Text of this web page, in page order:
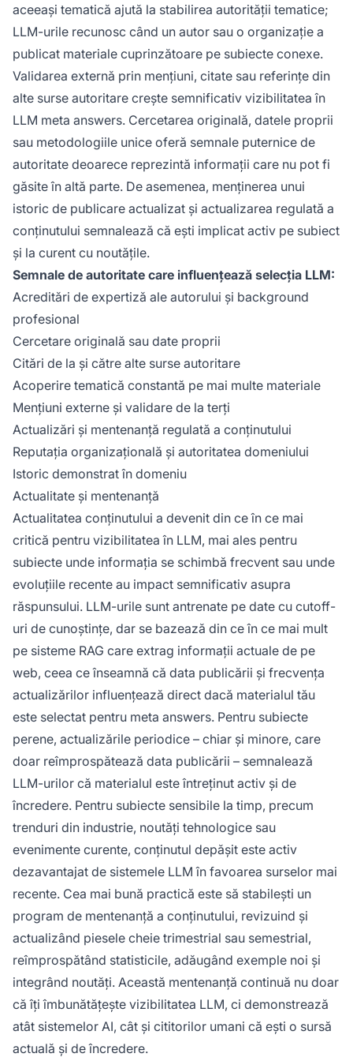
aceeași tematică ajută la stabilirea autorității tematice;
LLM-urile recunosc când un autor sau o organizație a
publicat materiale cuprinzătoare pe subiecte conexe.
Validarea externă prin mențiuni, citate sau referințe din
alte surse autoritare crește semnificativ vizibilitatea în
LLM meta answers. Cercetarea originală, datele proprii
sau metodologiile unice oferă semnale puternice de
autoritate deoarece reprezintă informații care nu pot fi
găsite în altă parte. De asemenea, menținerea unui
istoric de publicare actualizat și actualizarea regulată a
conținutului semnalează că ești implicat activ pe subiect
și la curent cu noutățile.
Semnale de autoritate care influențează selecția LLM:
Acreditări de expertiză ale autorului și background
profesional
Cercetare originală sau date proprii
Citări de la și către alte surse autoritare
Acoperire tematică constantă pe mai multe materiale
Mențiuni externe și validare de la terți
Actualizări și mentenanță regulată a conținutului
Reputația organizațională și autoritatea domeniului
Istoric demonstrat în domeniu
Actualitate și mentenanță
Actualitatea conținutului a devenit din ce în ce mai
critică pentru vizibilitatea în LLM, mai ales pentru
subiecte unde informația se schimbă frecvent sau unde
evoluțiile recente au impact semnificativ asupra
răspunsului. LLM-urile sunt antrenate pe date cu cutoff-
uri de cunoștințe, dar se bazează din ce în ce mai mult
pe sisteme RAG care extrag informații actuale de pe
web, ceea ce înseamnă că data publicării și frecvența
actualizărilor influențează direct dacă materialul tău
este selectat pentru meta answers. Pentru subiecte
perene, actualizările periodice – chiar și minore, care
doar reîmprospătează data publicării – semnalează
LLM-urilor că materialul este întreținut activ și de
încredere. Pentru subiecte sensibile la timp, precum
trenduri din industrie, noutăți tehnologice sau
evenimente curente, conținutul depășit este activ
dezavantajat de sistemele LLM în favoarea surselor mai
recente. Cea mai bună practică este să stabilești un
program de mentenanță a conținutului, revizuind și
actualizând piesele cheie trimestrial sau semestrial,
reîmprospătând statisticile, adăugând exemple noi și
integrând noutăți. Această mentenanță continuă nu doar
că îți îmbunătățește vizibilitatea LLM, ci demonstrează
atât sistemelor AI, cât și cititorilor umani că ești o sursă
actuală și de încredere.